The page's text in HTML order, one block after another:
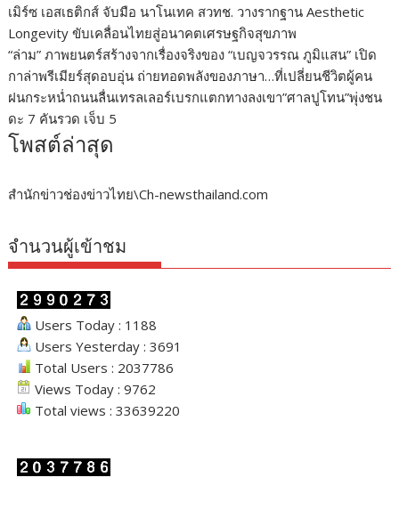
เมิร์ซ เอสเธติกส์ จับมือ นาโนเทค สวทช. วางรากฐาน Aesthetic
Longevity ขับเคลื่อนไทยสู่อนาคตเศรษฐกิจสุขภาพ
“ล่าม” ภาพยนตร์สร้างจากเรื่องจริงของ “เบญจวรรณ ภูมิแสน” เปิด
กาล่าพรีเมียร์สุดอบอุ่น ถ่ายทอดพลังของภาษา…ที่เปลี่ยนชีวิตผู้คน
ฝนกระหน่ำถนนลื่นเทรลเลอร์เบรกแตกทางลงเขา”ศาลปูโทน”พุ่งชน
ดะ 7 คันรวด เจ็บ 5
โพสต์ล่าสุด
สำนักข่าวช่องข่าวไทย\Ch-newsthailand.com
จำนวนผู้เข้าชม
Users Today : 1188
Users Yesterday : 3691
Total Users : 2037786
Views Today : 9762
Total views : 33639220